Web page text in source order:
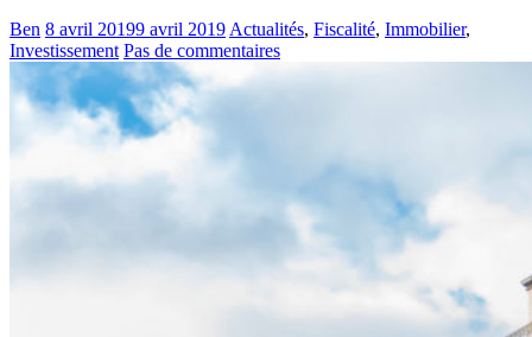
Ben 8 avril 20199 avril 2019 Actualités, Fiscalité, Immobilier,
Investissement Pas de commentaires